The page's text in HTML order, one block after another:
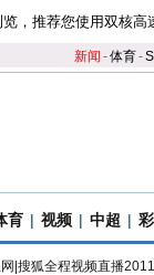
，推荐您使用双核高
新闻 -体育-S
育 | 视频 | 中超 |
|搜狐全程视频直播